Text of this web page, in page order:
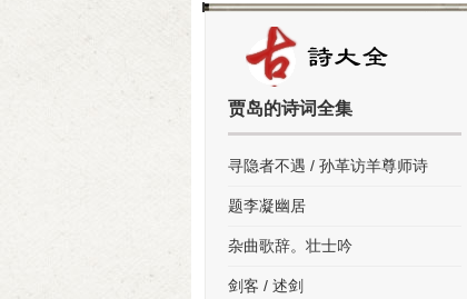
贾岛的诗词全集
寻隐者不遇 / 孙革访羊尊师诗
题李凝幽居
杂曲歌辞。壮士吟
剑客 / 述剑